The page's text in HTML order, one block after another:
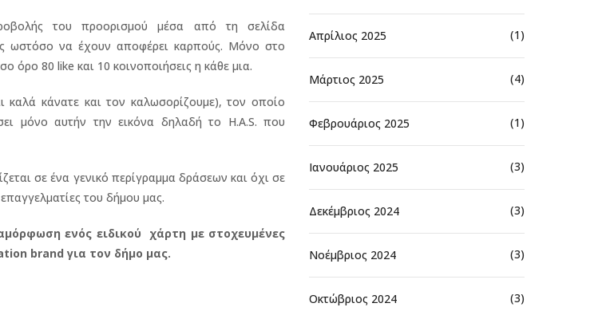
του προορισμού μέσα από τη σελίδα
ωστόσο να έχουν αποφέρει καρπούς. Μόνο στο
όρο 80 like και 10 κοινοποιήσεις η κάθε μια.
καλά κάνατε και τον καλωσορίζουμε), τον οποίο
μόνο αυτήν την εικόνα δηλαδή το H.A.S. που
σε ένα γενικό περίγραμμα δράσεων και όχι σε
του δήμου μας.
ενός ειδικού χάρτη με στοχευμένες
brand για τον δήμο μας.
Απρίλιος 2025 (1)
Μάρτιος 2025 (4)
Φεβρουάριος 2025 (1)
Ιανουάριος 2025 (3)
Δεκέμβριος 2024 (3)
Νοέμβριος 2024 (3)
Οκτώβριος 2024 (3)